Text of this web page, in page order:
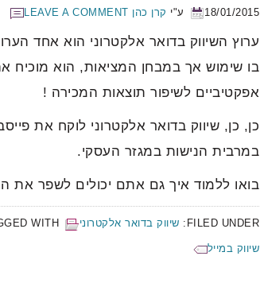
18/01/2015 ע"י קרן כהן LEAVE A COMMENT
ערוץ השיווק בדואר אלקטרוני הוא אחד
בו שימוש אך במבחן המציאות, הוא מוכיח
אפקטיביים לשיפור תוצאות המכירה !
כן, כן, שיווק בדואר אלקטרוני לוקח את
במרבית הנישות במגזר העסקי.
בואו ללמוד איך גם אתם יכולים לשפר את
FILED UNDER: שיווק בדואר אלקטרוני WITH:
שיווק במייל